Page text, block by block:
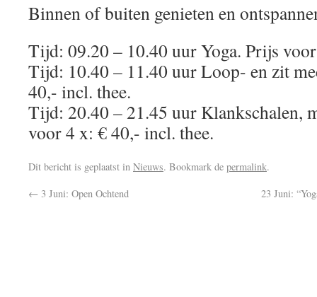
Binnen of buiten genieten en
Tijd: 09.20 – 10.40 uur Yoga. Prijs
Tijd: 10.40 – 11.40 uur Loop- en zit
40,- incl. thee.
Tijd: 20.40 – 21.45 uur Klankschalen,
voor 4 x: € 40,- incl. thee.
Dit bericht is geplaatst in Nieuws. Bookmark de permalink.
← 3 Juni: Open Ochtend 23 Juni: